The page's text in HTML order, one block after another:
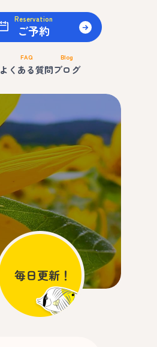
Reservation
ご予約
FAQ
よくある質問
Blog
ブログ